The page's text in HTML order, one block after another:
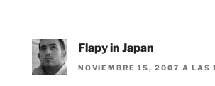
Flapy in Japan
NOVIEMBRE 15, 2007 A LAS